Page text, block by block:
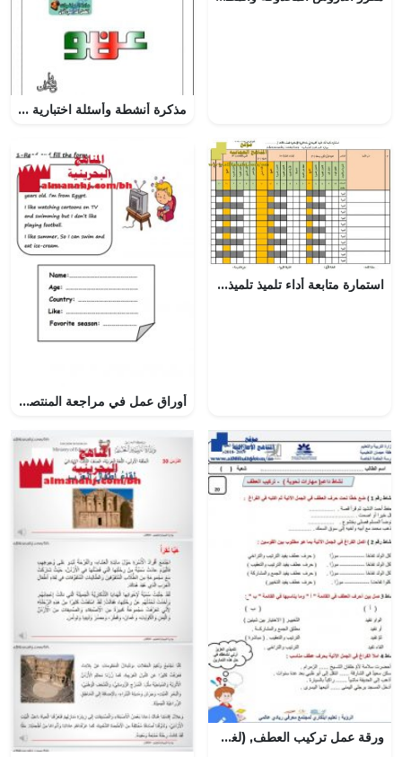
مذكرة أنشطة وأسئلة اختبارية شاملة (رياضيات) الأول
استمارة متابعة أداء تلميذ تلميذة (تربية اسلامية) الثالث
أوراق عمل في مراجعة المنتصف
ورقة عمل تركيب العطف, (لغة عربية) الثامن